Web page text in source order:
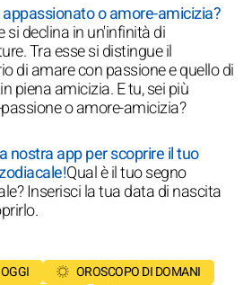
o amore-amicizia?
si declina in un'infinità di
Tra esse si distingue il
di amare con passione e quello di
piena amicizia. E tu, sei più
o amore-amicizia?
nostra app per scoprire il tuo
Qual è il tuo segno
Inserisci la tua data di nascita
OROSCOPO DI DOMANI